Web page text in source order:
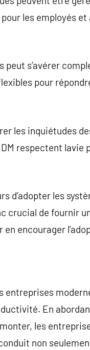
les employés
peut s’avérer
pour
les inquiétudes
respectent lavie
d’adopter les
crucial de fournir
encourager
entreprises
En
les
non